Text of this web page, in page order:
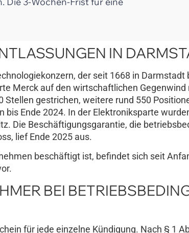
IN
der seit 1668 in
Merck auf den wirtschaftlichen Gegenwind
Stellen gestrichen, weitere rund 550
Ende 2024. In der Elektroniksparte
Die Beschäftigungsgarantie, die
lief Ende 2025 aus.
beschäftigt ist, befindet sich seit
BEI
für jede einzelne Kündigung. Nach § 1